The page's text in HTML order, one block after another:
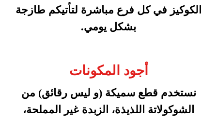
الكوكيز في كل فرع مباشرة لتأتيكم طازجة
بشكل يومي.
أجود المكونات
نستخدم قطع سميكة (و ليس رقائق) من
الشوكولاتة اللذيذة، الزبدة غير المملحة،